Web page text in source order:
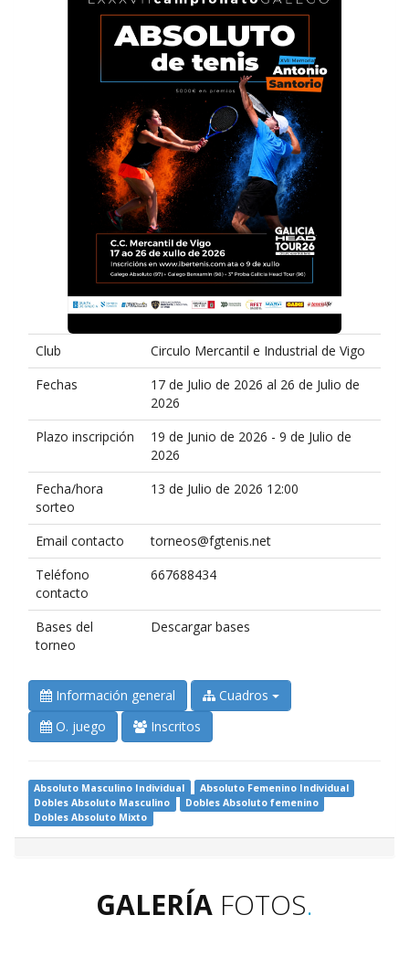
Club
Circulo Mercantil e Industrial de Vigo
Fechas
17 de Julio de 2026 al 26 de Julio de
2026
Plazo inscripción
19 de Junio de 2026 - 9 de Julio de
2026
Fecha/hora
sorteo
13 de Julio de 2026 12:00
Email contacto
torneos@fgtenis.net
Teléfono
contacto
667688434
Bases del
torneo
Descargar bases
Información general
Cuadros
O. juego
Inscritos
Absoluto Masculino Individual
Absoluto Femenino Individual
Dobles Absoluto Masculino
Dobles Absoluto femenino
Dobles Absoluto Mixto
GALERÍA FOTOS.